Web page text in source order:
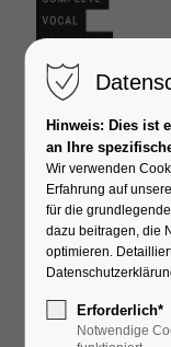
Vroni
Hinweis: Dies ist
an Ihre
Wir verwenden
Erfahrung auf
für die
dazu beitragen, die
optimieren.
Erforderlich*
Notwendige